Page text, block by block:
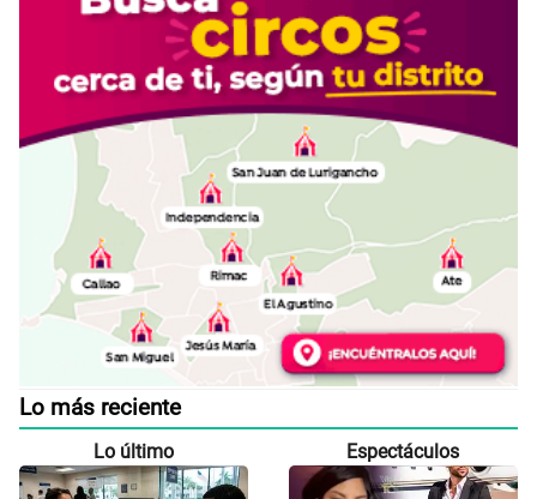
Lo más reciente
Lo último Espectáculos